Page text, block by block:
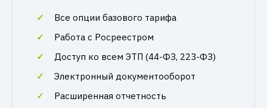
Все опции базового тарифа
Работа с Росреестром
Доступ ко всем ЭТП (44-ФЗ, 223-ФЗ)
Электронный документооборот
Расширенная отчетность